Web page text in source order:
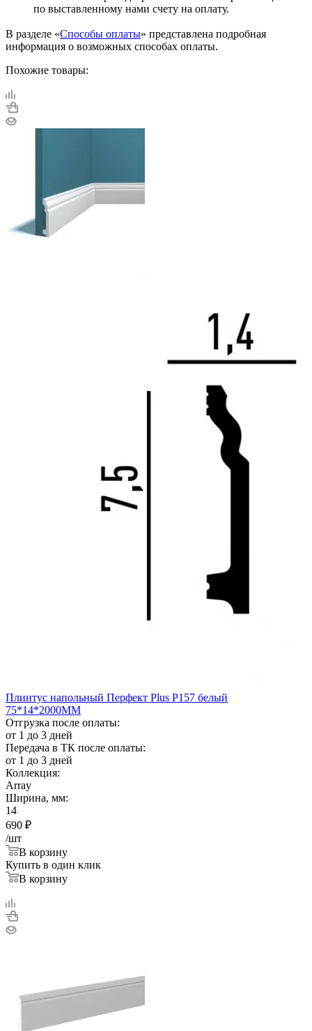
по выставленному нами счету на оплату.
В разделе «Способы оплаты» представлена подробная
информация о возможных способах оплаты.
Похожие товары:
Плинтус напольный Перфект Plus Р157 белый
75*14*2000ММ
Отгрузка после оплаты:
от 1 до 3 дней
Передача в ТК после оплаты:
от 1 до 3 дней
Коллекция:
Array
Ширина, мм:
14
690 ₽
/шт
В корзину
Купить в один клик
В корзину